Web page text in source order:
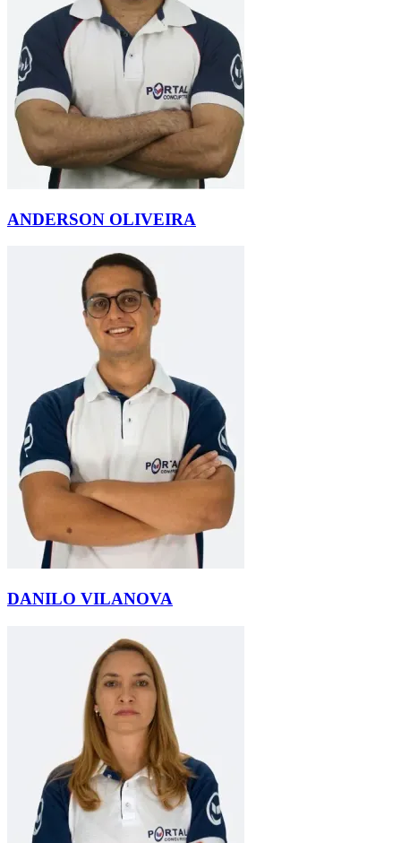
ANDERSON OLIVEIRA
DANILO VILANOVA